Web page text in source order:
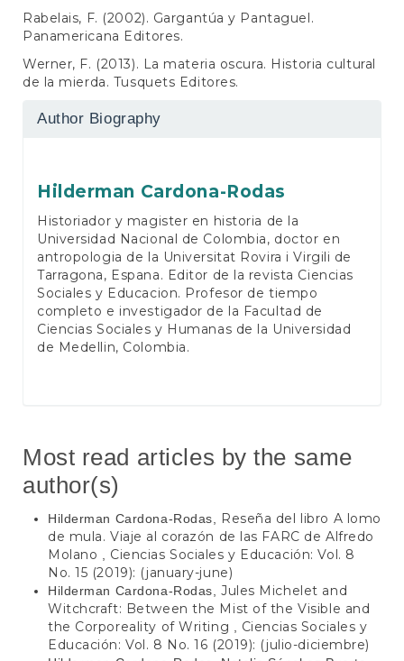
Rabelais, F. (2002). Gargantúa y Pantaguel.
Panamericana Editores.
Werner, F. (2013). La materia oscura. Historia cultural
de la mierda. Tusquets Editores.
Author Biography
Hilderman Cardona-Rodas
Historiador y magister en historia de la
Universidad Nacional de Colombia, doctor en
antropologia de la Universitat Rovira i Virgili de
Tarragona, Espana. Editor de la revista Ciencias
Sociales y Educacion. Profesor de tiempo
completo e investigador de la Facultad de
Ciencias Sociales y Humanas de la Universidad
de Medellin, Colombia.
Most read articles by the same
author(s)
Hilderman Cardona-Rodas,
Reseña del libro A lomo
de mula. Viaje al corazón de las FARC de Alfredo
Molano
Ciencias Sociales y Educación: Vol. 8
No. 15 (2019): (january-june)
Hilderman Cardona-Rodas, Jules Michelet and
Witchcraft: Between the Mist of the Visible and
the Corporeality of Writing
Ciencias Sociales y
Educación: Vol. 8 No. 16 (2019): (julio-diciembre)